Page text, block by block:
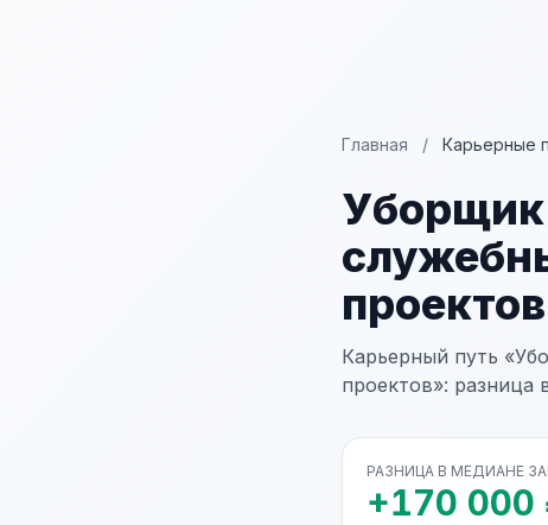
Главная / Карьерные
Уборщик
проектов
Карьерный путь
проектов»: разница
РАЗНИЦА В МЕДИАНЕ
+170 000